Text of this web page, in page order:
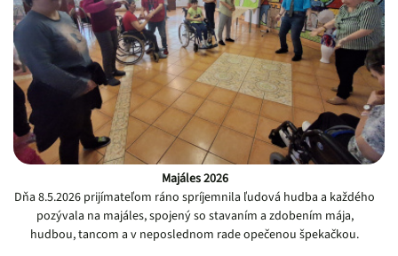
Majáles 2026
Dňa 8.5.2026 prijímateľom ráno spríjemnila ľudová hudba a každého
pozývala na majáles, spojený so stavaním a zdobením mája,
hudbou, tancom a v neposlednom rade opečenou špekačkou.